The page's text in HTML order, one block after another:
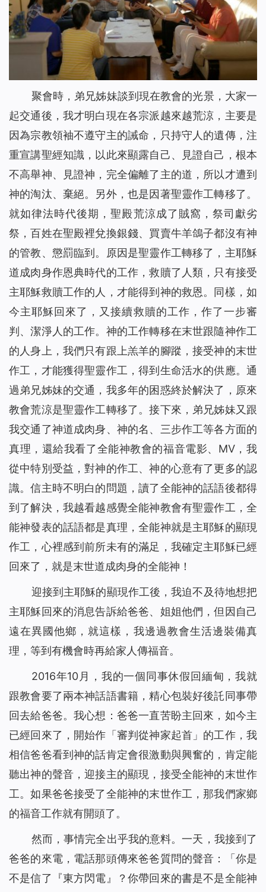
聚會時，弟兄姊妹談到現在教會的光景，大家一
起交通後，我才明白現在各宗派越來越荒涼，主要是
因為宗教領袖不遵守主的誡命，只持守人的遺傳，注
重宣講聖經知識，以此來顯露自己、見證自己，根本
不高舉神、見證神，完全偏離了主的道，所以才遭到
神的淘汰、棄絕。另外，也是因著聖靈作工轉移了。
就如律法時代後期，聖殿荒涼成了賊窩，祭司獻劣
祭，百姓在聖殿裡兌換銀錢、買賣牛羊鴿子都沒有神
的管教、懲罰臨到 。原因是聖靈作工轉移了 ， 主耶穌
道成肉身作恩典時代的工作，救贖了人類，只有接受
主耶穌救贖工作的人，才能得到神的救恩。同樣，如
今主耶穌回來了，又接續救贖的工作，作了一步審
判、潔淨人的工作。神的工作轉移在末世跟隨神作工
的人身上，我們只有跟上羔羊的腳蹤，接受神的末世
作工，才能獲得聖靈作工，得到生命活水的供應。通
過弟兄姊妹的交通，我多年的困惑終於解決了，原來
教會荒涼是聖靈作工轉移了。接下來，弟兄姊妹又跟
我交通了神道成肉身、神的名、三步作工等各方面的
真理，還給我看了全能神教會的福音電影、MV，我
從中特別受益，對神的作工、神的心意有了更多的認
識。信主時不明白的問題，讀了全能神的話語後都得
到了解決，我越看越感覺全能神教會有聖靈作工，全
能神發表的話語都是真理，全能神就是主耶穌的顯現
作工，心裡感到前所未有的滿足，我確定主耶穌已經
回來了，就是末世道成肉身的全能神！
迎接到主耶穌的顯現作工後，我迫不及待地想把
主耶穌回來的消息告訴給爸爸、姐姐他們，但因自己
遠在異國他鄉，就這樣，我邊過教會生活邊裝備真
理，等到有機會時再給家人傳福音。
2016年10月，我的一個同事休假回緬甸，我就
跟教會要了兩本神話語書籍，精心包裝好後託同事帶
回去給爸爸。我心想：爸爸一直苦盼主回來，如今主
已經回來了，開始作「審判從神家起首」的工作，我
相信爸爸看到神的話肯定會很激動與興奮的，肯定能
聽出神的聲音，迎接主的顯現，接受全能神的末世作
工。如果爸爸接受了全能神的末世作工，那我們家鄉
的福音工作就有開頭了。
然而，事情完全出乎我的意料。一天，我接到了
爸爸的來電，電話那頭傳來爸爸質問的聲音：「你是
不是信了『東方閃電』？你帶回來的書是不是全能神